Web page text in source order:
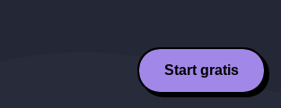
Start gratis